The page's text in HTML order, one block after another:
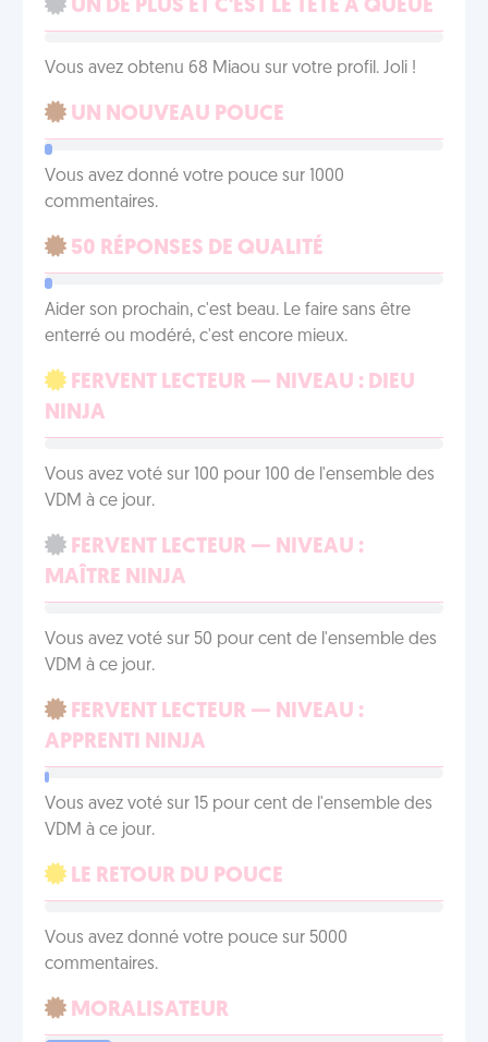
UN DE PLUS ET C'EST LE TÊTE À QUEUE
Vous avez obtenu 68 Miaou sur votre profil. Joli !
UN NOUVEAU POUCE
Vous avez donné votre pouce sur 1000
commentaires.
50 RÉPONSES DE QUALITÉ
Aider son prochain, c'est beau. Le faire sans être
enterré ou modéré, c'est encore mieux.
FERVENT LECTEUR — NIVEAU : DIEU
NINJA
Vous avez voté sur 100 pour 100 de l'ensemble des
VDM à ce jour.
FERVENT LECTEUR — NIVEAU :
MAÎTRE NINJA
Vous avez voté sur 50 pour cent de l'ensemble des
VDM à ce jour.
FERVENT LECTEUR — NIVEAU :
APPRENTI NINJA
Vous avez voté sur 15 pour cent de l'ensemble des
VDM à ce jour.
LE RETOUR DU POUCE
Vous avez donné votre pouce sur 5000
commentaires.
MORALISATEUR